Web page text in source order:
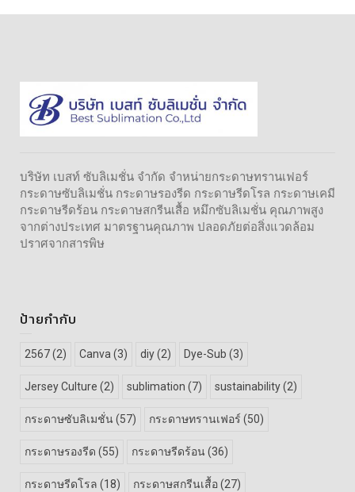
บริษัท เบสท์ ซับลิเมชั่น จำกัด จำหน่ายกระดาษทรานเฟอร์
กระดาษซับลิเมชั่น กระดาษรองรีด กระดาษรีดโรล กระดาษเคมี
กระดาษรีดร้อน กระดาษสกรีนเสื้อ หมึกซับลิเมชั่น คุณภาพสูง
จากต่างประเทศ มาตรฐานคุณภาพ ปลอดภัยต่อสิ่งแวดล้อม
ปราศจากสารพิษ
ป้ายกำกับ
2567(2) Canva (3) diy(2) Dye-Sub (3)
Jersey Culture (2) sublimation (7) sustainability(2)
กระดาษซับลิเมชั่น (57) กระดาษทรานเฟอร์ (50)
กระดาษรองรีด (55) กระดาษรีดร้อน (36)
กระดาษรีดโรล (18) กระดาษสกรีนเสื้อ(27)